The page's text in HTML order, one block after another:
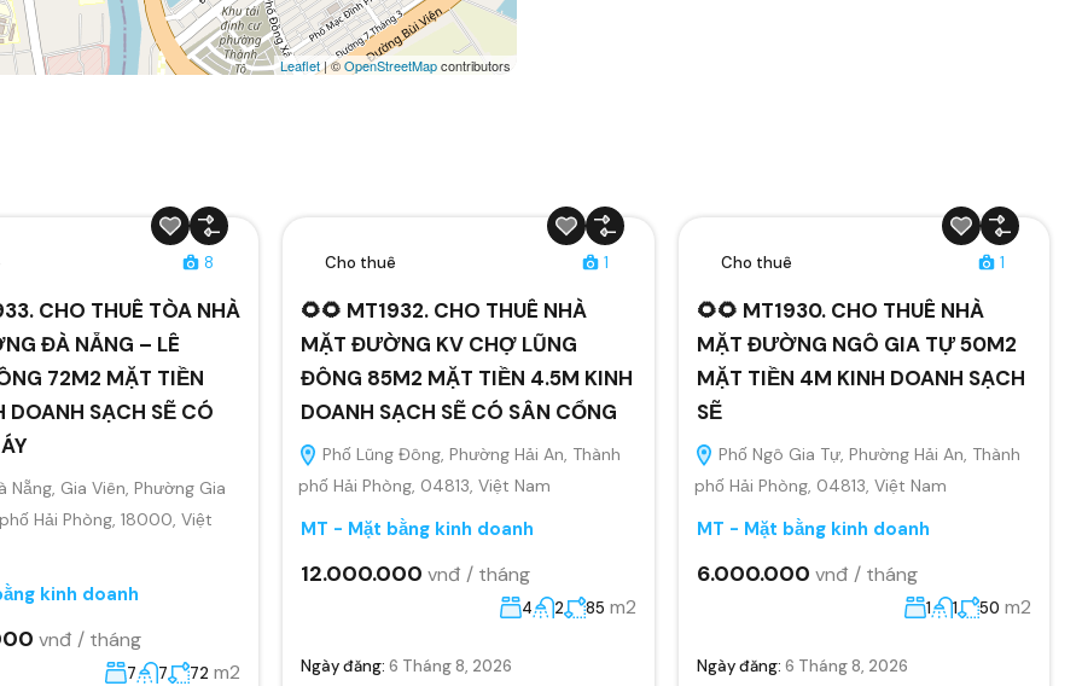
Leaflet| ©OpenStreetMapcontributors
8
CHO THUÊ TÒA NHÀ
ĐÀ NẴNG – LÊ
72M2 MẶT TIỀN
DOANH SẠCH SẼ CÓ
Gia Viên, Phường Gia
Hải Phòng, 18000, Việt
kinh doanh
vnđ / tháng
7 7 72 m2
Cho thuê 1
🌻🌻 MT1932. CHO THUÊ NHÀ
MẶT ĐƯỜNG KV CHỢ LŨNG
ĐÔNG 85M2 MẶT TIỀN 4.5M KINH
DOANH SẠCH SẼ CÓ SÂN CỔNG
Phố Lũng Đông, Phường Hải An, Thành
phố Hải Phòng, 04813, Việt Nam
MT - Mặt bằng kinh doanh
12.000.000 vnđ / tháng
4 2 85 m2
Ngày đăng: 6 Tháng 8, 2026
Cho thuê 1
🌻🌻 MT1930. CHO THUÊ NHÀ
MẶT ĐƯỜNG NGÔ GIA TỰ 50M2
MẶT TIỀN 4M KINH DOANH SẠCH
SẼ
Phố Ngô Gia Tự, Phường Hải An, Thành
phố Hải Phòng, 04813, Việt Nam
MT - Mặt bằng kinh doanh
6.000.000 vnđ / tháng
1 1 50 m2
Ngày đăng: 6 Tháng 8, 2026